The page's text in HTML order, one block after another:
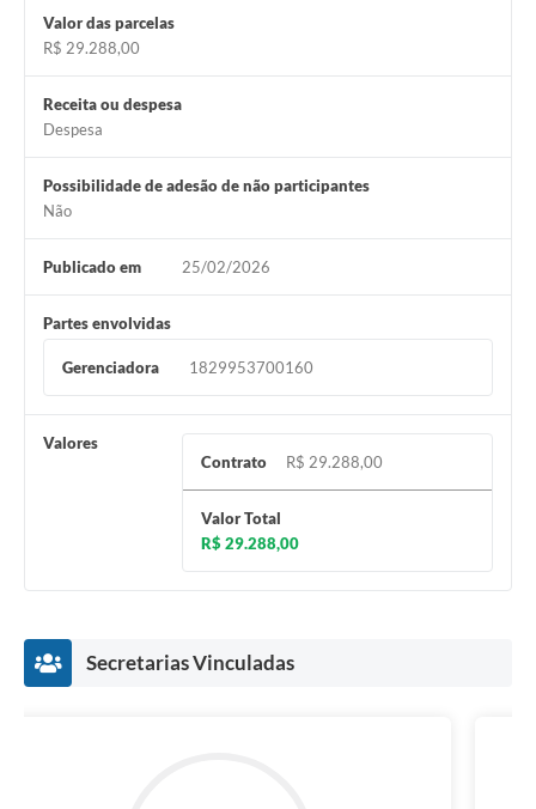
Valor das parcelas
R$ 29.288,00
Receita ou despesa
Despesa
Possibilidade de adesão de não participantes
Não
Publicado em 25/02/2026
Partes envolvidas
Gerenciadora 1829953700160
Valores
Contrato
R$ 29.288,00
Valor Total
R$ 29.288,00
Secretarias Vinculadas